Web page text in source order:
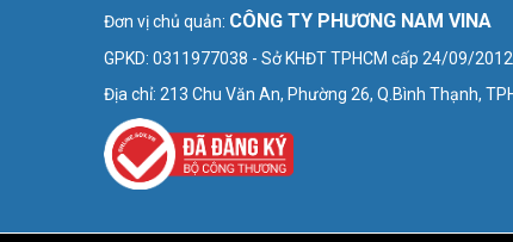
Đơn vị chủ quản: CÔNG TY PHƯƠNG NAM VINA
GPKD: 0311977038 - Sở KHĐT TPHCM cấp 24/09/2012
Địa chỉ: 213 Chu Văn An, Phường 26, Q.Bình Thạnh,